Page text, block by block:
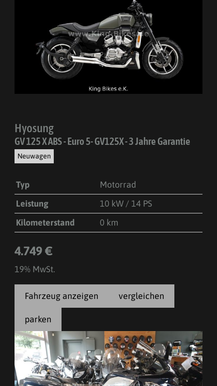
Hyosung
GV 125 X ABS - Euro 5- GV125X - 3 Jahre Garantie
Neuwagen
Typ
Motorrad
Leistung
10 kW / 14 PS
Kilometerstand
0 km
4.749 €
19% MwSt.
Fahrzeug anzeigen vergleichen
parken